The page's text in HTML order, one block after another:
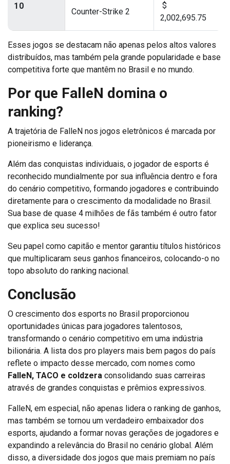
10
Counter-Strike 2
$
2,002,695.75
Esses jogos se destacam não apenas pelos altos valores
distribuídos, mas também pela grande popularidade e base
competitiva forte que mantêm no Brasil e no mundo.
Por que FalleN domina o
ranking?
A trajetória de FalleN nos jogos eletrônicos é marcada por
pioneirismo e liderança.
Além das conquistas individuais, o jogador de esports é
reconhecido mundialmente por sua influência dentro e fora
do cenário competitivo, formando jogadores e contribuindo
diretamente para o crescimento da modalidade no Brasil.
Sua base de quase 4 milhões de fãs também é outro fator
que explica seu sucesso!
Seu papel como capitão e mentor garantiu títulos históricos
que multiplicaram seus ganhos financeiros, colocando-o no
topo absoluto do ranking nacional.
Conclusão
O crescimento dos esports no Brasil proporcionou
oportunidades únicas para jogadores talentosos,
transformando o cenário competitivo em uma indústria
bilionária. A lista dos pro players mais bem pagos do país
reflete o impacto desse mercado, com nomes como
FalleN, TACO e coldzera consolidando suas carreiras
através de grandes conquistas e prêmios expressivos.
FalleN, em especial, não apenas lidera o ranking de ganhos,
mas também se tornou um verdadeiro embaixador dos
esports, ajudando a formar novas gerações de jogadores e
expandindo a relevância do Brasil no cenário global. Além
disso, a diversidade dos jogos que mais premiam no país